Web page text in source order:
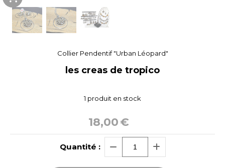
Collier Pendentif "Urban Léopard"
les creas de tropico
18,00€
1 produit en stock
Quantité :